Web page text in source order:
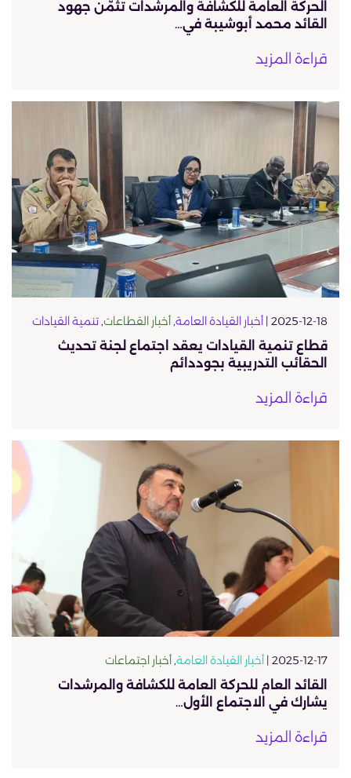
الحركة العامة للكشافة والمرشدات تثمّن جهود
القائد محمد أبوشيبة في…
قراءة المزيد
2025-12-18 | أخبار القيادة العامة,أخبار القطاعات,تنمية القيادات
قطاع تنمية القيادات يعقد اجتماع لجنة تحديث
الحقائب التدريبية بجوددائم
قراءة المزيد
2025-12-17 | أخبار القيادة العامة,أخبار اجتماعات
القائد العام للحركة العامة للكشافة والمرشدات
يشارك في الاجتماع الأول…
قراءة المزيد